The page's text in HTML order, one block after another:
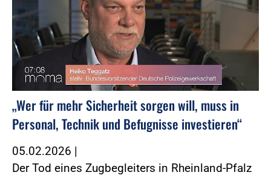
„Wer für mehr Sicherheit sorgen will, muss in
Personal, Technik und Befugnisse investieren“
05.02.2026 |
Der Tod eines Zugbegleiters in Rheinland-Pfalz